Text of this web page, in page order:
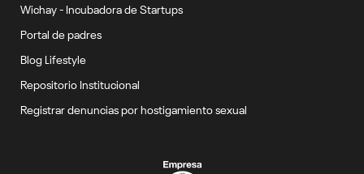
Wichay - Incubadora de Startups
Portal de padres
Blog Lifestyle
Repositorio Institucional
Registrar denuncias por hostigamiento sexual